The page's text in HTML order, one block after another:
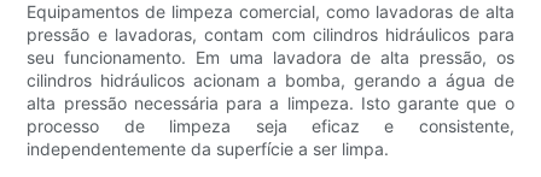
Equipamentos de limpeza comercial, como lavadoras de alta
pressão e lavadoras, contam com cilindros hidráulicos para
seu funcionamento. Em uma lavadora de alta pressão, os
cilindros hidráulicos acionam a bomba, gerando a água de
alta pressão necessária para a limpeza. Isto garante que o
processo de limpeza seja eficaz e consistente,
independentemente da superfície a ser limpa.